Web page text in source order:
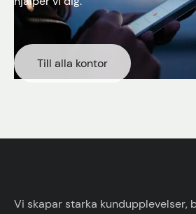
Till alla kontor
Vi skapar starka kundupplevelser,